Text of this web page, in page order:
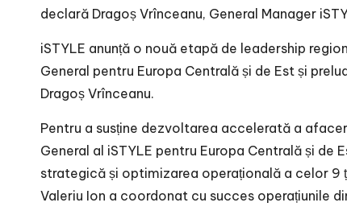
declară Dragoș Vrînceanu, General Manager
iSTYLE anunță o nouă etapă de leadership
General pentru Europa Centrală și de Est și
Dragoș Vrînceanu.
Pentru a susține dezvoltarea accelerată a
General al iSTYLE pentru Europa Centrală și de
strategică și optimizarea operațională a celor
Valeriu Ion a coordonat cu succes operațiunile